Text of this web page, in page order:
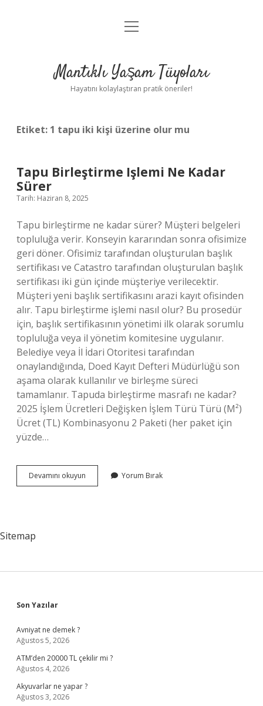
Anasayfa
Yasal Uyarı
menüyü
Mantıklı Yaşam Tüyoları
Hayatını kolaylaştıran pratik öneriler!
Etiket: 1 tapu iki kişi üzerine olur mu
Tapu Birleştirme Işlemi Ne Kadar
Sürer
Tarih: Haziran 8, 2025
Tapu birleştirme ne kadar sürer? Müşteri belgeleri
topluluğa verir. Konseyin kararından sonra ofisimize
geri döner. Ofisimiz tarafından oluşturulan başlık
sertifikası ve Catastro tarafından oluşturulan başlık
sertifikası iki gün içinde müşteriye verilecektir.
Müşteri yeni başlık sertifikasını arazi kayıt ofisinden
alır. Tapu birleştirme işlemi nasıl olur? Bu prosedür
için, başlık sertifikasının yönetimi ilk olarak sorumlu
topluluğa veya il yönetim komitesine uygulanır.
Belediye veya İl İdari Otoritesi tarafından
onaylandığında, Doed Kayıt Defteri Müdürlüğü son
aşama olarak kullanılır ve birleşme süreci
tamamlanır. Tapuda birleştirme masrafı ne kadar?
2025 İşlem Ücretleri Değişken İşlem Türü Türü (M²)
Ücret (TL) Kombinasyonu 2 Paketi (her paket için
yüzde…
Devamını okuyun
Birleştirme
Yorum Bırak
Sitemap
Sidebar
Son Yazılar
Avniyat ne demek ?
Ağustos 5, 2026
ATM’den 20000 TL çekilir mi ?
Ağustos 4, 2026
Akyuvarlar ne yapar ?
Ağustos 3, 2026